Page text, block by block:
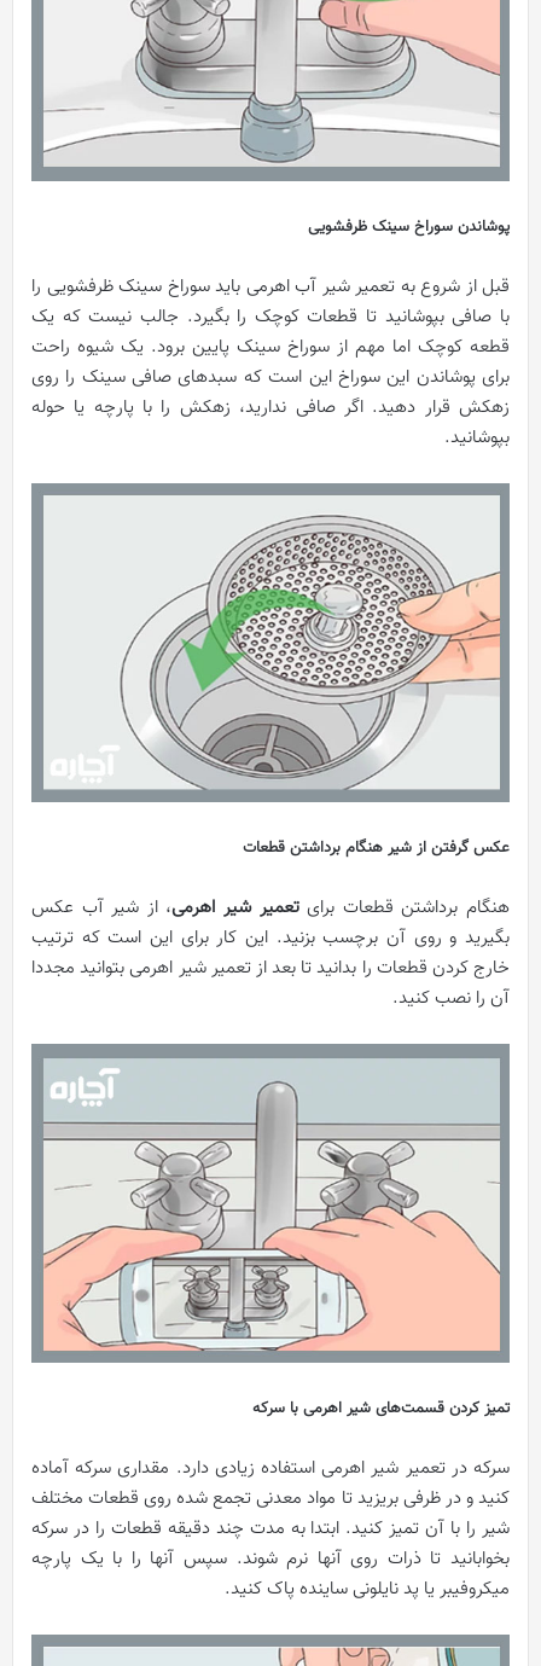
پوشاندن سوراخ سینک ظرفشویی
قبل از شروع به تعمیر شیر آب اهرمی باید سوراخ سینک ظرفشویی را
با صافی بپوشانید تا قطعات کوچک را بگیرد. جالب نیست که یک
قطعه کوچک اما مهم از سوراخ سینک پایین برود. یک شیوه راحت
برای پوشاندن این سوراخ این است که سبدهای صافی سینک را روی
زهکش قرار دهید. اگر صافی ندارید، زهکش را با پارچه یا حوله
بپوشانید.
عکس گرفتن از شیر هنگام برداشتن قطعات
هنگام برداشتن قطعات برایتعمیر شیر اهرمی، از شیر آب عکس
بگیرید و روی آن برچسب بزنید. این کار برای این است که ترتیب
خارج کردن قطعات را بدانید تا بعد از تعمیر شیر اهرمی بتوانید مجددا
آن را نصب کنید.
تمیز کردن قسمت‌های شیر اهرمی با سرکه
سرکه در تعمیر شیر اهرمی استفاده زیادی دارد. مقداری سرکه آماده
کنید و در ظرفی بریزید تا مواد معدنی تجمع شده روی قطعات مختلف
شیر را با آن تمیز کنید. ابتدا به مدت چند دقیقه قطعات را در سرکه
بخوابانید تا ذرات روی آنها نرم شوند. سپس آنها را با یک پارچه
میکروفیبر یا پد نایلونی ساینده پاک کنید.